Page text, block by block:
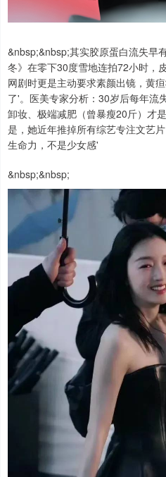
&nbsp;&nbsp;其实胶原蛋白流失早
冬》在零下30度雪地连拍72小时，
网剧时更是主动要求素颜出镜，黄
了'。医美专家分析：30岁后每年流
卸妆、极端减肥（曾暴瘦20斤）才
是，她近年推掉所有综艺专注文艺
生命力，不是少女感'
&nbsp;&nbsp;